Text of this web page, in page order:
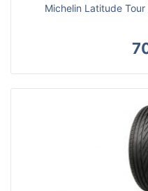
Michelin Latitude